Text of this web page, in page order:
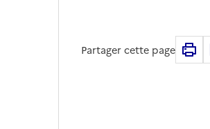
Partager cette page